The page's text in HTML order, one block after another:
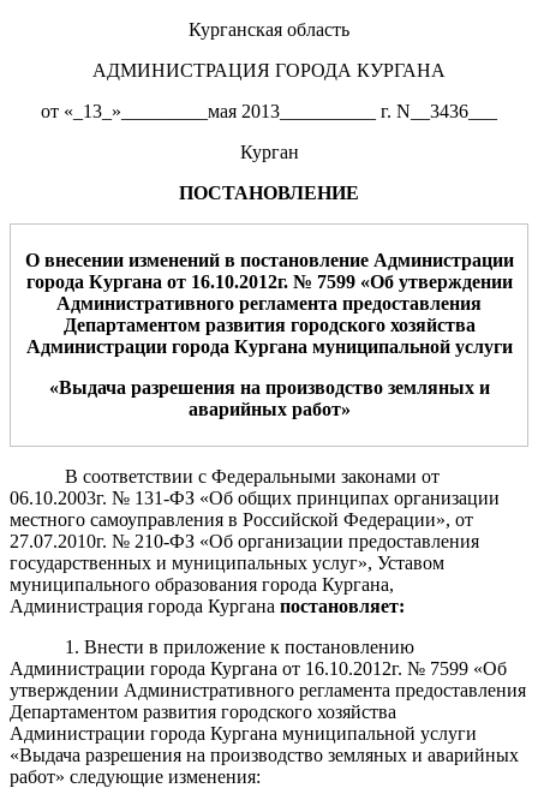
Курганская область
АДМИНИСТРАЦИЯ ГОРОДА КУРГАНА
от «_13_»_________мая 2013__________ г. N__3436___
Курган
ПОСТАНОВЛЕНИЕ
Овнесении изменений в постановление Администрации
города Кургана от 16.10.2012г. № 7599«Об утверждении
Административного регламента предоставления
Департаментом развития городского хозяйства
Администрации города Кургана муниципальной услуги
«Выдача разрешения на производство земляных и
аварийных работ»
В соответствии с Федеральными законами от
06.10.2003г. № 131-ФЗ «Об общих принципах организации
местного самоуправления в Российской Федерации», от
27.07.2010г. № 210-ФЗ «Об организации предоставления
государственных и муниципальных услуг», Уставом
муниципального образования города Кургана,
Администрация города Кургана постановляет:
1. Внести вприложениекпостановлению
Администрации города Кургана от 16.10.2012г. № 7599 «Об
утверждении Административного регламента предоставления
Департаментом развития городского хозяйства
Администрации города Кургана муниципальной услуги
«Выдача разрешения на производство земляных и аварийных
работ» следующие изменения: